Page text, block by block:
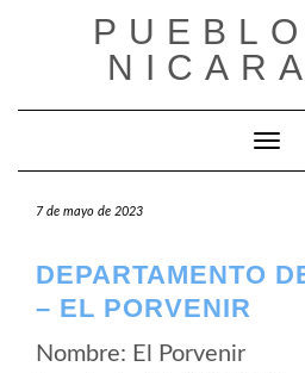
7 de mayo de 2023
DEPARTAMENTO
– EL PORVENIR
Nombre: El Porvenir